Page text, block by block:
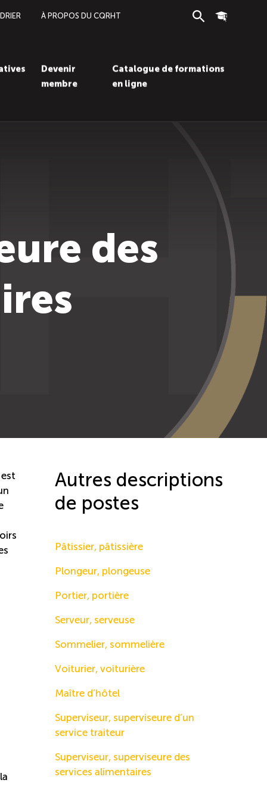
À PROPOS DU CQRHT
Devenir
membre
Catalogue de formations
en ligne
des
Autres descriptions
de postes
Pâtissier, pâtissière
Plongeur, plongeuse
Portier, portière
Serveur, serveuse
Sommelier, sommelière
Voiturier, voiturière
Maître d’hôtel
Superviseur, superviseure d’un
service traiteur
Superviseur, superviseure des
services alimentaires